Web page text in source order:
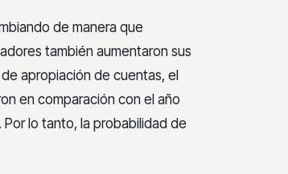
de manera que
también aumentaron sus
apropiación de cuentas, el
en comparación con el año
lo tanto, la probabilidad de